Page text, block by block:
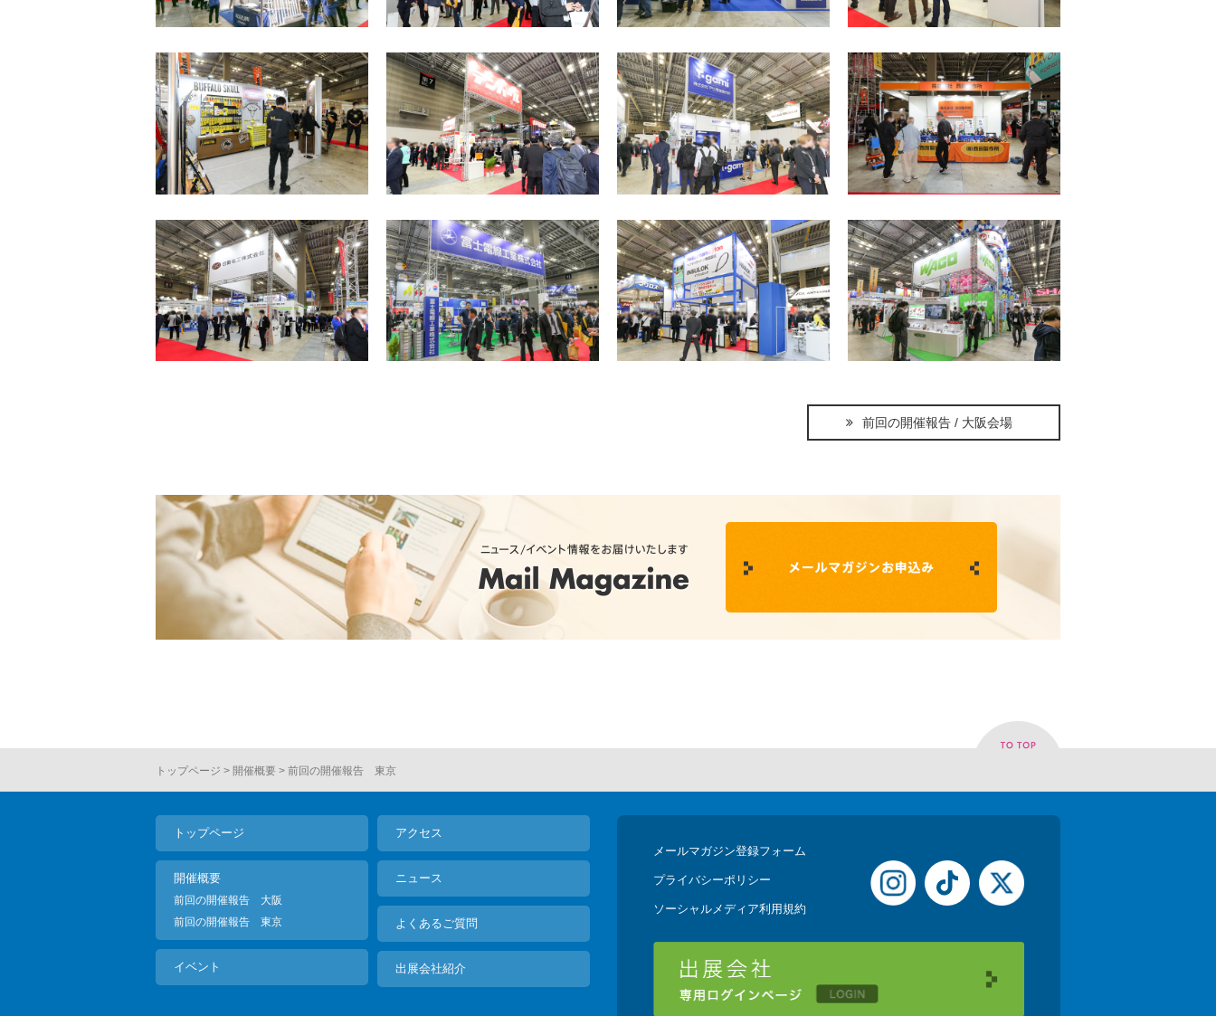
前回の開催報告 / 大阪会場
トップページ 開催概要 前回の開催報告 東京
トップページ
開催概要
前回の開催報告 大阪
前回の開催報告 東京
イベント
アクセス
ニュース
よくあるご質問
出展会社紹介
メールマガジン登録フォーム
プライバシーポリシー
ソーシャルメディア利用規約